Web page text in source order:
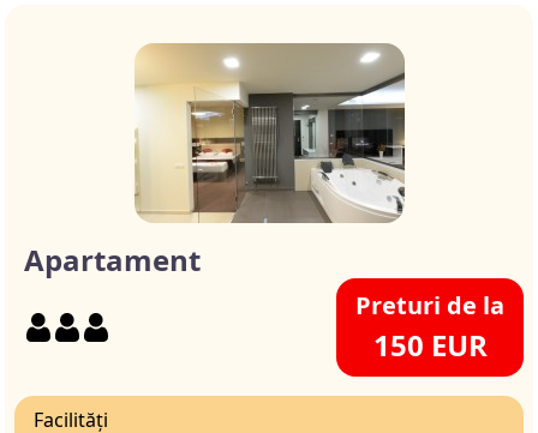
Apartament
Preturi de la
150 EUR
Facilități